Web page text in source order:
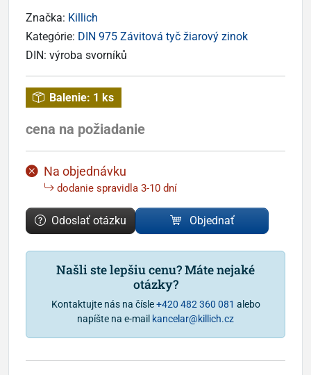
Značka: Killich
Kategórie: DIN 975 Závitová tyč žiarový zinok
DIN: výroba svorníků
Balenie: 1 ks
cena na požiadanie
Na objednávku
dodanie spravidla 3-10 dní
Odoslať otázku Objednať
Našli ste lepšiu cenu? Máte nejaké
otázky?
Kontaktujte nás na čísle+420 482 360 081 alebo
napíšte na e-mail kancelar@killich.cz